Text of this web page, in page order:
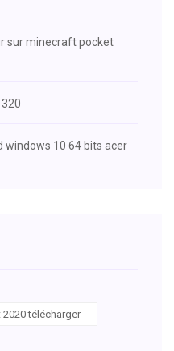
sur minecraft pocket
windows 10 64 bits acer
télécharger